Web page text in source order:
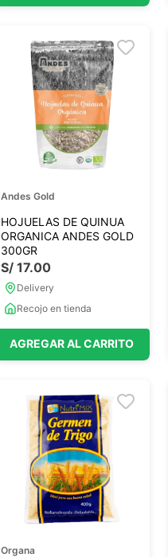
Andes Gold
HOJUELAS DE QUINUA
ORGANICA ANDES GOLD
300GR
S/ 17.00
Delivery
Recojo en tienda
AGREGAR AL CARRITO
Organa